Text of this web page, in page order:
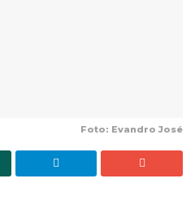
Foto: Evandro José